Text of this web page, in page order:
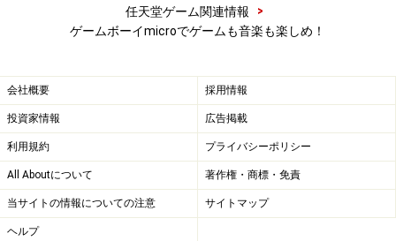
任天堂ゲーム関連情報
>
ゲームボーイmicroでゲームも音楽も楽しめ！
会社概要 採用情報
投資家情報 広告掲載
利用規約 プライバシーポリシー
All Aboutについて 著作権・商標・免責
当サイトの情報についての注意 サイトマップ
ヘルプ